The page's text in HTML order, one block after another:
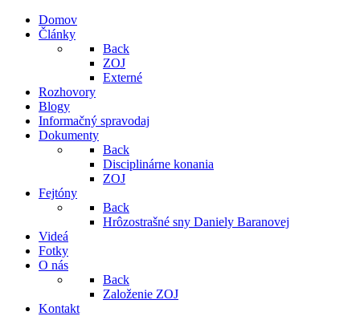
Domov
Články
Back
ZOJ
Externé
Rozhovory
Blogy
Informačný spravodaj
Dokumenty
Back
Disciplinárne konania
ZOJ
Fejtóny
Back
Hrôzostrašné sny Daniely Baranovej
Videá
Fotky
O nás
Back
Založenie ZOJ
Kontakt